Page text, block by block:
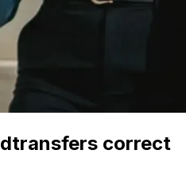
correct